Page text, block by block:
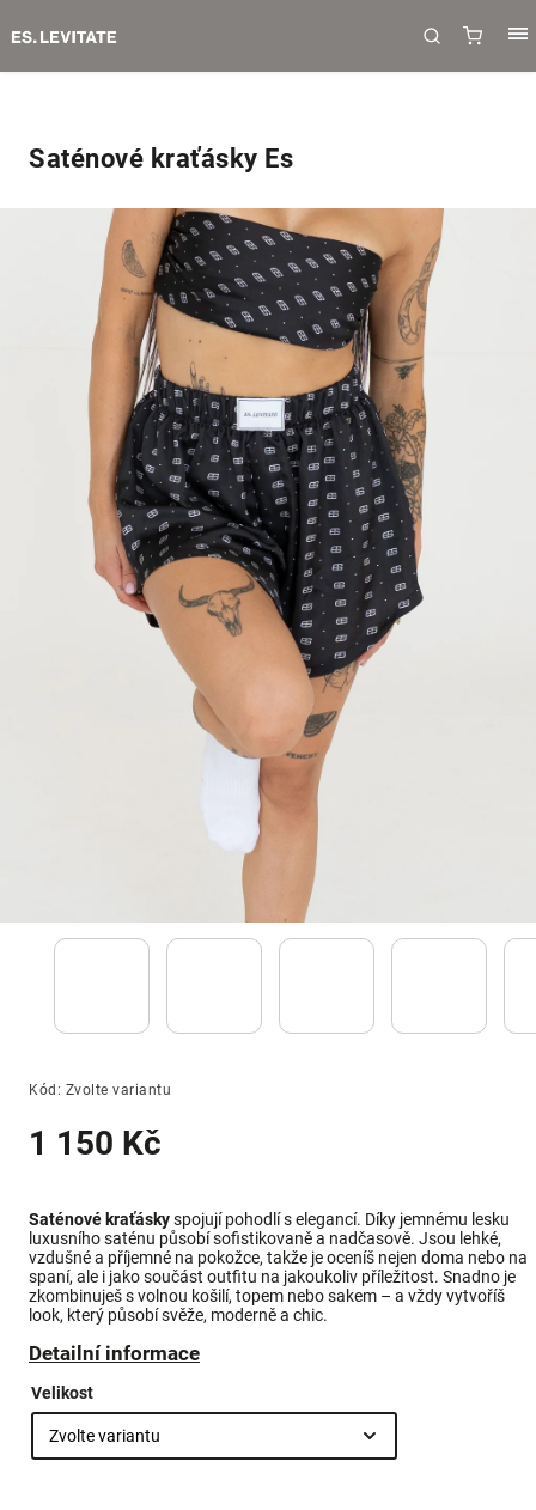
Saténové kraťásky Es
Kód: Zvolte variantu
1 150 Kč
Saténové kraťáskyspojují pohodlí s elegancí. Díky jemnému lesku
luxusního saténu působí sofistikovaně a nadčasově. Jsou lehké,
vzdušné a příjemné na pokožce, takže je oceníš nejen doma nebo na
spaní, ale i jako součást outfitu na jakoukoliv příležitost. Snadno je
zkombinuješ s volnou košilí, topem nebo sakem – a vždy vytvoříš
look, který působí svěže, moderně a chic.
Detailní informace
Velikost